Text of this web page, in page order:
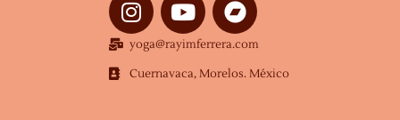
n
s
t
o
u
t
u
yoga@rayimferrera.com
Cuernavaca, Morelos. México